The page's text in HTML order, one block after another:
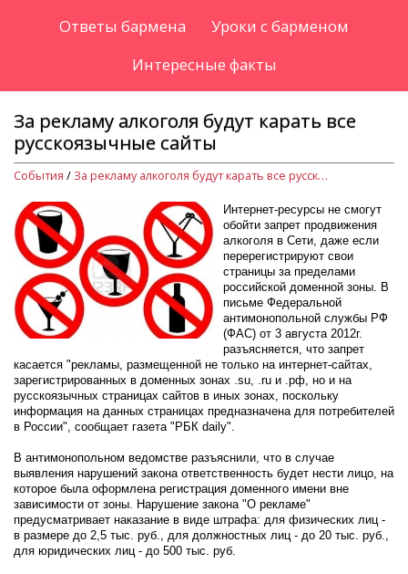
Ответы бармена
Уроки с барменом
Интересные факты
За рекламу алкоголя будут карать все
русскоязычные сайты
События / За рекламу алкоголя будут карать все русскоязычные сайты
Интернет-ресурсы не смогут
обойти запрет продвижения
алкоголя в Сети, даже если
перерегистрируют свои
страницы за пределами
российской доменной зоны. В
письме Федеральной
антимонопольной службы РФ
(ФАС) от 3 августа 2012г.
разъясняется, что запрет
касается "рекламы, размещенной не только на интернет-сайтах,
зарегистрированных в доменных зонах .su, .ru и .рф, но и на
русскоязычных страницах сайтов в иных зонах, поскольку
информация на данных страницах предназначена для потребителей
в России", сообщает газета "РБК daily".
В антимонопольном ведомстве разъяснили, что в случае
выявления нарушений закона ответственность будет нести лицо, на
которое была оформлена регистрация доменного имени вне
зависимости от зоны. Нарушение закона "О рекламе"
предусматривает наказание в виде штрафа: для физических лиц -
в размере до 2,5 тыс. руб., для должностных лиц - до 20 тыс. руб.,
для юридических лиц - до 500 тыс. руб.